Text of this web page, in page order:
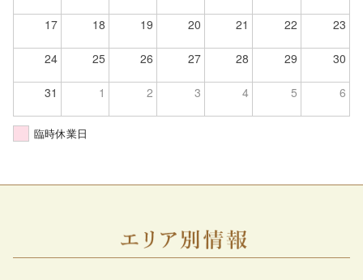
17 18 19 20 21 22 23
24 25 26 27 28 29 30
31 1 2 3 4 5 6
臨時休業日